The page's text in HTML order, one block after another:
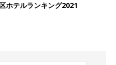
ホテルランキング2021